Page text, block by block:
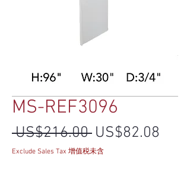
MS-REF3096
US$216.00 一般價格
US$82.08
Exclude Sales Tax 增值税未含